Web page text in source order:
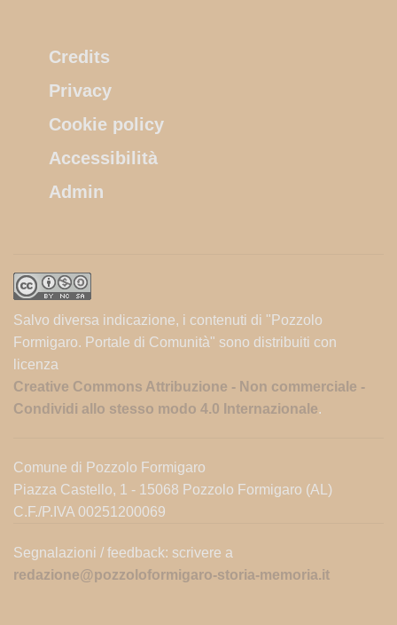
Credits
Privacy
Cookie policy
Accessibilità
Admin
Salvo diversa indicazione, i contenuti di "Pozzolo
Formigaro. Portale di Comunità" sono distribuiti con
licenza
Creative Commons Attribuzione - Non commerciale -
Condividi allo stesso modo 4.0 Internazionale.
Comune di Pozzolo Formigaro
Piazza Castello, 1 - 15068 Pozzolo Formigaro (AL)
C.F./P.IVA 00251200069
Segnalazioni / feedback: scrivere a
redazione@pozzoloformigaro-storia-memoria.it